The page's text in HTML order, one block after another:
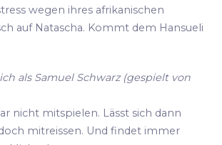
wegen ihres afrikanischen
auf Natascha. Kommt dem Hansueli
als Samuel Schwarz (gespielt von
nicht mitspielen. Lässt sich dann
mitreissen. Und findet immer